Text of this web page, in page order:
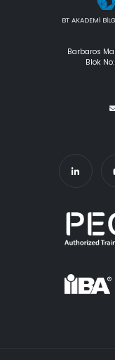
BT AKADEMİ
Barbaros
Blok